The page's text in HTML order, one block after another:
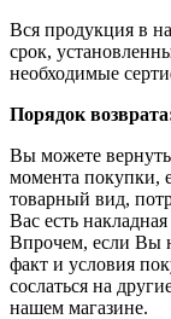
Вся продукция в
срок,
необходимые
Порядок
Вы можете
момента покупки,
товарный вид,
Вас есть
Впрочем, если Вы
факт и условия
сослаться на
нашем магазине.